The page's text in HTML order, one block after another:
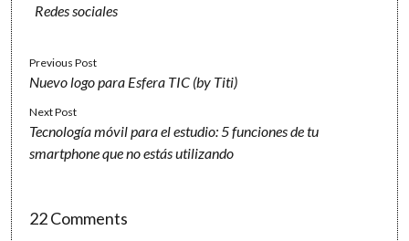
Redes sociales
Previous Post
Nuevo logo para Esfera TIC (by Titi)
Next Post
Tecnología móvil para el estudio: 5 funciones de tu
smartphone que no estás utilizando
22 Comments